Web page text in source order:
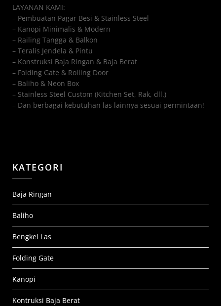
LAYANAN KAMI:
– Pembuatan Pagar Besi & Stainless Steel
– Kanopi Minimalis & Modern
– Railing Tangga & Balkon
– Teralis Jendela & Pintu
– Konstruksi Baja Ringan & Baja Berat
– Folding Gate & Rolling Door
– Baliho & Neon Box
– Stainless Steel Custom (Kitchen Set, Rak, dll.)
– Dan berbagai kebutuhan las lainnya sesuai permintaan!
KATEGORI
Baja Ringan
Baliho
Bengkel Las
Folding Gate
Kanopi
Kontruksi Baja Berat